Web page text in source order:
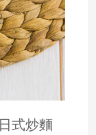
式炒麵